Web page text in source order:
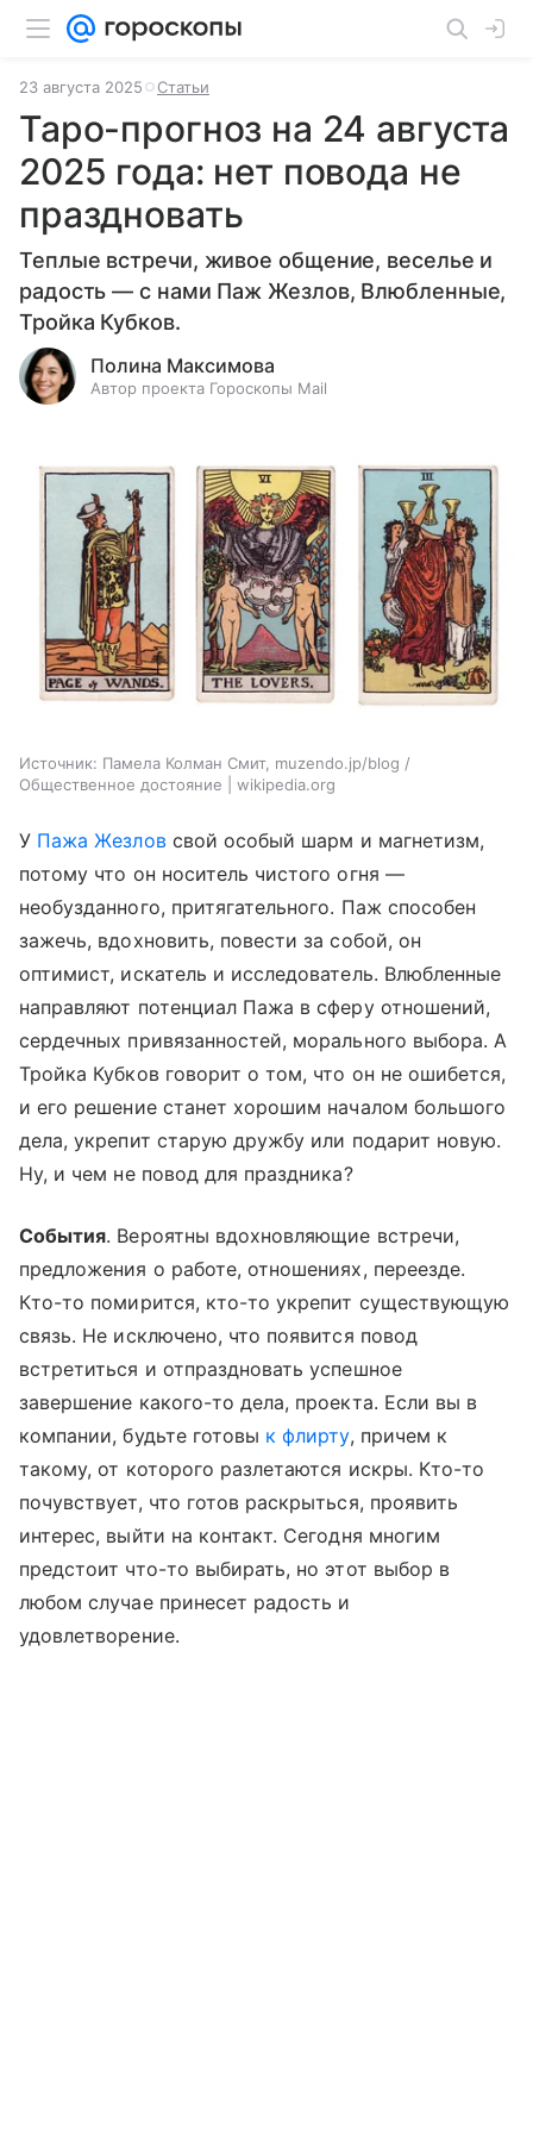
23 августа 2025 Статьи
Таро-прогноз на 24 августа
2025 года: нет повода не
праздновать
Теплые встречи, живое общение, веселье и
радость — с нами Паж Жезлов, Влюбленные,
Тройка Кубков.
Полина Максимова
Автор проекта Гороскопы Mail
Источник: Памела Колман Смит, muzendo.jp/blog /
Общественное достояние | wikipedia.org
У Пажа Жезловсвой особый шарм и магнетизм,
потому что он носитель чистого огня —
необузданного, притягательного. Паж способен
зажечь, вдохновить, повести за собой, он
оптимист, искатель и исследователь. Влюбленные
направляют потенциал Пажа в сферу отношений,
сердечных привязанностей, морального выбора. А
Тройка Кубков говорит о том, что он не ошибется,
и его решение станет хорошим началом большого
дела, укрепит старую дружбу или подарит новую.
Ну, и чем не повод для праздника?
События. Вероятны вдохновляющие встречи,
предложения о работе, отношениях, переезде.
Кто-то помирится, кто-то укрепит существующую
связь. Не исключено, что появится повод
встретиться и отпраздновать успешное
завершение какого-то дела, проекта. Если вы в
компании, будьте готовы к флирту, причем к
такому, от которого разлетаются искры. Кто-то
почувствует, что готов раскрыться, проявить
интерес, выйти на контакт. Сегодня многим
предстоит что-то выбирать, но этот выбор в
любом случае принесет радость и
удовлетворение.